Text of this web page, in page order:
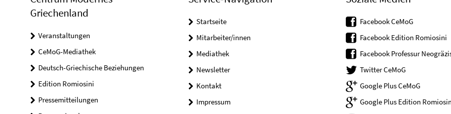
Griechenland
Veranstaltungen
CeMoG-Mediathek
Deutsch-Griechische Beziehungen
Edition Romiosini
Pressemitteilungen
Startseite
Mitarbeiter/innen
Mediathek
Newsletter
Kontakt
Impressum
Facebook CeMoG
Facebook Edition Romiosini
Facebook Professur
Twitter CeMoG
Google Plus CeMoG
Google Plus Edition